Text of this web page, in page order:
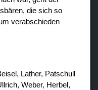
die sich so
verabschieden
Lather, Patschull
Weber, Herbel,